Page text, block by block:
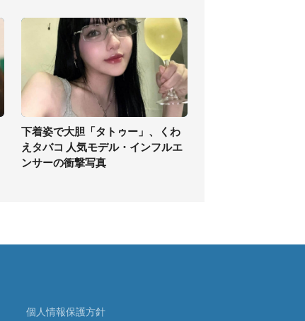
下着姿で大胆「タトゥー」、くわ
えタバコ 人気モデル・インフルエ
ンサーの衝撃写真
個人情報保護方針